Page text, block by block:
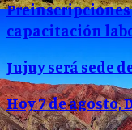
capacitación
Jujuy será sede
Hoy 7 de agosto,